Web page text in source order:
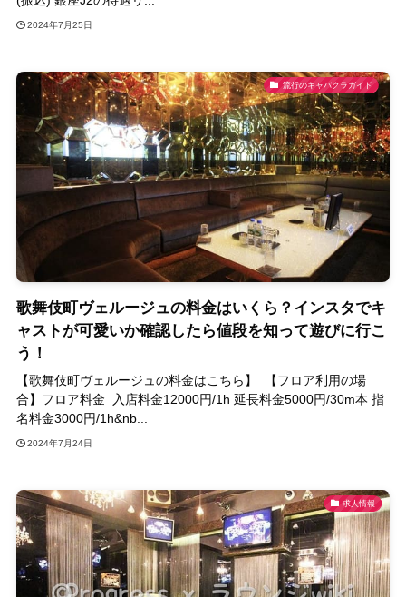
2024年7月25日
流行のキャバクラガイド
歌舞伎町ヴェルージュの料金はいくら？インスタでキ
ャストが可愛いか確認したら値段を知って遊びに行こ
う！
【歌舞伎町ヴェルージュの料金はこちら】 【フロア利用の場
合】フロア料金 入店料金12000円/1h 延長料金5000円/30m本 指
名料金3000円/1h&nb...
2024年7月24日
求人情報